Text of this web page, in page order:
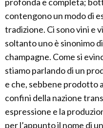
contengono un modo di
tradizione. Ci sono vini e
soltanto uno è sinonimo
champagne. Come si
stiamo parlando di un
e che, sebbene prodotto
confini della nazione
espressione e la
per l’appunto il nome di